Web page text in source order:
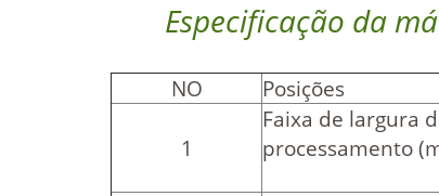
Especificação da
NO Posições
1
Faixa de largura
processamento